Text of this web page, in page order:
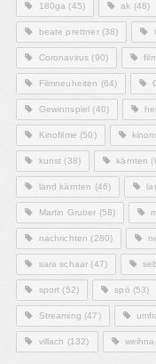
180ga (45) ak (48)
beate prettner(38)
Coronavirus (90)
Filmneuheiten (64)
Gewinnspiel (40)
Kinofilme (50)
kunst (38) kärnten
land kärnten (46)
Martin Gruber (58)
nachrichten (280)
sara schaar (47)
sport (52) spö (53)
Streaming (47)
villach (132)